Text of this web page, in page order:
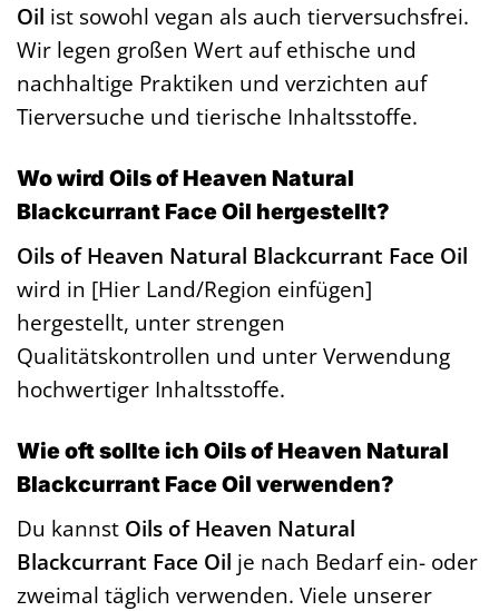
Oil ist sowohl vegan als auch tierversuchsfrei.
Wir legen großen Wert auf ethische und
nachhaltige Praktiken und verzichten auf
Tierversuche und tierische Inhaltsstoffe.
Wo wird Oils of Heaven Natural
Blackcurrant Face Oil hergestellt?
Oils of Heaven Natural Blackcurrant Face Oil
wird in [Hier Land/Region einfügen]
hergestellt, unter strengen
Qualitätskontrollen und unter Verwendung
hochwertiger Inhaltsstoffe.
Wie oft sollte ich Oils of Heaven Natural
Blackcurrant Face Oil verwenden?
Du kannst Oils of Heaven Natural
Blackcurrant Face Oil je nach Bedarf ein- oder
zweimal täglich verwenden. Viele unserer